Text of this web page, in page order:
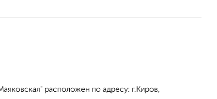
расположен по адресу: г.Киров,